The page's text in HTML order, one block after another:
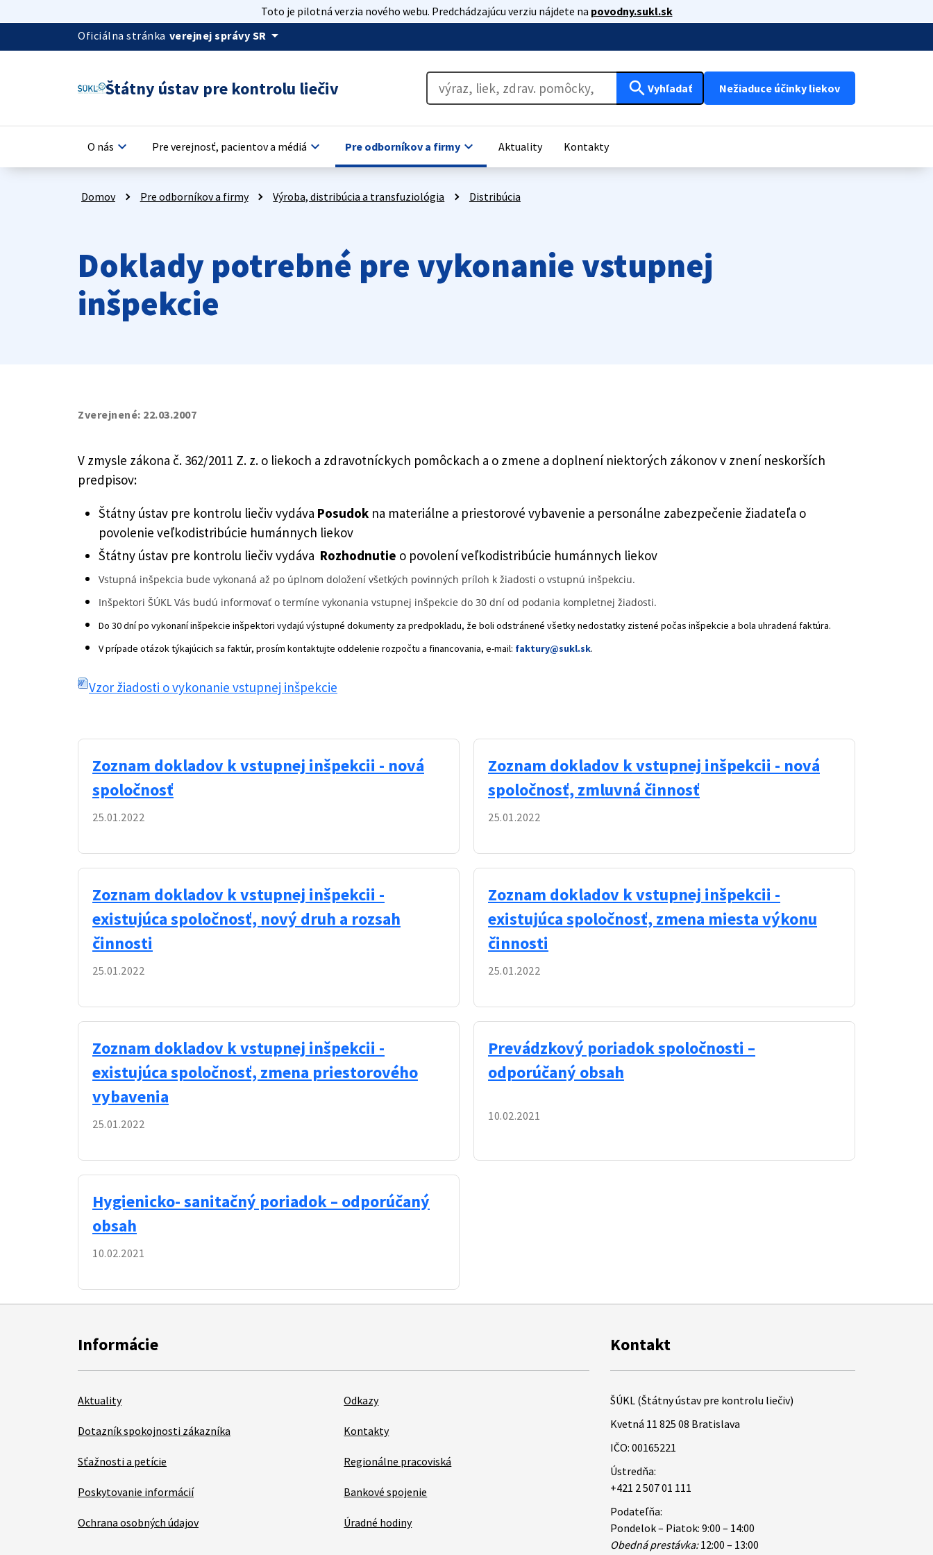
Toto je pilotná verzia nového webu. Predchádzajúcu verziu nájdete na povodny.sukl.sk
Oficiálna stránka verejnej správy SR arrow_drop_down
Štátny ústav pre kontrolu liečiv search Vyhľadať Nežiaduce účinky liekov
O nás keyboard_arrow_down Pre verejnosť, pacientov a médiá keyboard_arrow_down Pre odborníkov a firmy keyboard_arrow_down Aktuality Kontakty
Domov Pre odborníkov a firmy Výroba, distribúcia a transfuziológia Distribúcia
Doklady potrebné pre vykonanie vstupnej
inšpekcie
Zverejnené: 22.03.2007
V zmysle zákona č. 362/2011 Z. z. o liekoch a zdravotníckych pomôckach a o zmene a doplnení niektorých zákonov v znení neskorších
predpisov:
Štátny ústav pre kontrolu liečiv vydáva Posudok na materiálne a priestorové vybavenie a personálne zabezpečenie žiadateľa o
povolenie veľkodistribúcie humánnych liekov
Štátny ústav pre kontrolu liečiv vydáva Rozhodnutie o povolení veľkodistribúcie humánnych liekov
Vstupná inšpekcia bude vykonaná až po úplnom doložení všetkých povinných príloh k žiadosti o vstupnú inšpekciu.
Inšpektori ŠÚKL Vás budú informovať o termíne vykonania vstupnej inšpekcie do 30 dní od podania kompletnej žiadosti.
Do 30 dní po vykonaní inšpekcie inšpektori vydajú výstupné dokumenty za predpokladu, že boli odstránené všetky nedostatky zistené počas inšpekcie a bola uhradená faktúra.
V prípade otázok týkajúcich sa faktúr, prosím kontaktujte oddelenie rozpočtu a financovania, e-mail: faktury@sukl.sk.
Vzor žiadosti o vykonanie vstupnej inšpekcie
Zoznam dokladov k vstupnej inšpekcii - nová
spoločnosť
25.01.2022
Zoznam dokladov k vstupnej inšpekcii - nová
spoločnosť, zmluvná činnosť
25.01.2022
Zoznam dokladov k vstupnej inšpekcii -
existujúca spoločnosť, nový druh a rozsah
činnosti
25.01.2022
Zoznam dokladov k vstupnej inšpekcii -
existujúca spoločnosť, zmena miesta výkonu
činnosti
25.01.2022
Zoznam dokladov k vstupnej inšpekcii -
existujúca spoločnosť, zmena priestorového
vybavenia
25.01.2022
Prevádzkový poriadok spoločnosti –
odporúčaný obsah
10.02.2021
Hygienicko- sanitačný poriadok – odporúčaný
obsah
10.02.2021
Informácie
Aktuality
Dotazník spokojnosti zákazníka
Sťažnosti a petície
Poskytovanie informácií
Ochrana osobných údajov
Odkazy
Kontakty
Regionálne pracoviská
Bankové spojenie
Úradné hodiny
Kontakt
ŠÚKL (Štátny ústav pre kontrolu liečiv)
Kvetná 11 825 08 Bratislava
IČO: 00165221
Ústredňa:
+421 2 507 01 111
Podateľňa:
Pondelok – Piatok: 9:00 – 14:00
Obedná prestávka:12:00 – 13:00